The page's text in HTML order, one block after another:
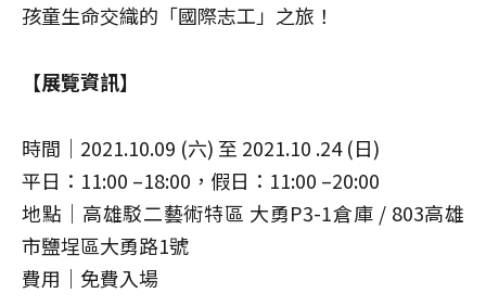
孩童生命交織的「國際志工」之旅！
【展覽資訊】
時間｜2021.10.09 (六) 至 2021.10 .24 (日)
平日：11:00 –18:00，假日：11:00 –20:00
地點｜高雄駁二藝術特區 大勇P3-1倉庫 / 803高雄
市鹽埕區大勇路1號
費用｜免費入場